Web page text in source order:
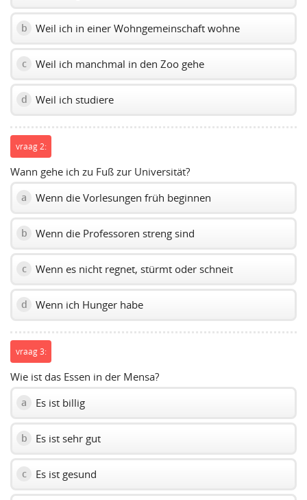
b Weil ich in einer Wohngemeinschaft wohne
c Weil ich manchmal in den Zoo gehe
d Weil ich studiere
vraag 2:
Wann gehe ich zu Fuß zur Universität?
a Wenn die Vorlesungen früh beginnen
b Wenn die Professoren streng sind
c Wenn es nicht regnet, stürmt oder schneit
d Wenn ich Hunger habe
vraag 3:
Wie ist das Essen in der Mensa?
a Es ist billig
b Es ist sehr gut
c Es ist gesund